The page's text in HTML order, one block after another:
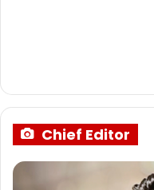
Chief Editor